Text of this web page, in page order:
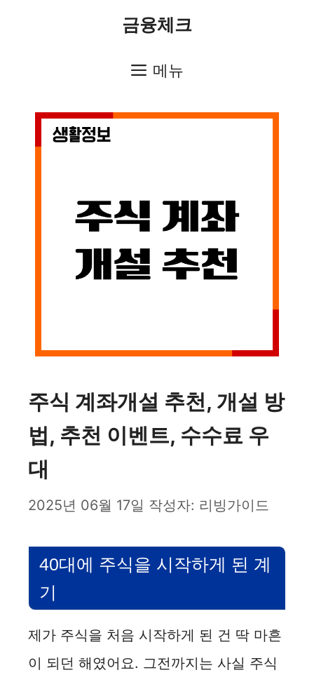
금융체크
메뉴
주식 계좌개설 추천, 개설 방
법, 추천 이벤트, 수수료 우
대
2025년 06월 17일 작성자: 리빙가이드
40대에 주식을 시작하게 된 계
기
제가 주식을 처음 시작하게 된 건 딱 마흔
이 되던 해였어요. 그전까지는 사실 주식